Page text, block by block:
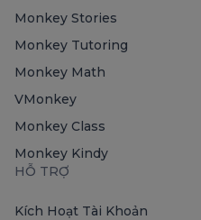
Monkey Stories
Monkey Tutoring
Monkey Math
VMonkey
Monkey Class
Monkey Kindy
HỖ TRỢ
Kích Hoạt Tài Khoản